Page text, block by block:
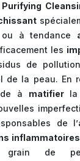
ou à tendance
les
de
de la peau. En
à matifierla
de l’
inflammatoires
de